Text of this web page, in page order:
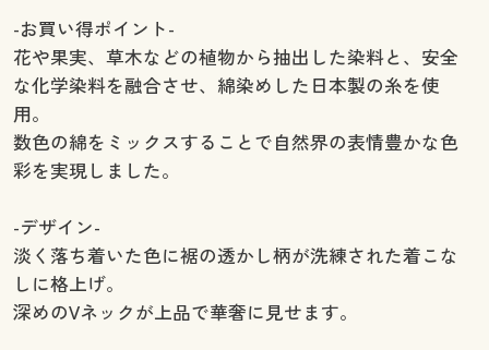
-お買い得ポイント-
花や果実、草木などの植物から抽出した染料と、安全
な化学染料を融合させ、綿染めした日本製の糸を使
用。
数色の綿をミックスすることで自然界の表情豊かな色
彩を実現しました。
-デザイン-
淡く落ち着いた色に裾の透かし柄が洗練された着こな
しに格上げ。
深めのVネックが上品で華奢に見せます。